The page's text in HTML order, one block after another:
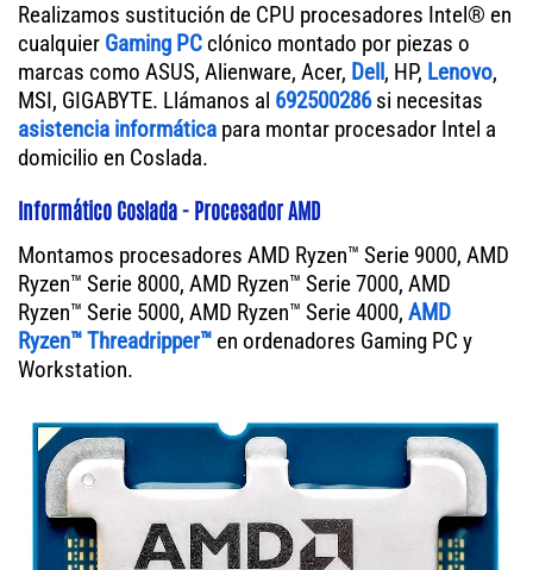
Realizamos sustitución de CPU procesadores Intel® en
cualquier Gaming PC clónico montado por piezas o
marcas como ASUS, Alienware, Acer, Dell, HP, Lenovo,
MSI, GIGABYTE. Llámanos al 692500286si necesitas
asistencia informática para montar procesador Intel a
domicilio en Coslada.
Informático Coslada - Procesador AMD
Montamos procesadores AMD Ryzen™ Serie 9000, AMD
Ryzen™ Serie 8000, AMD Ryzen™ Serie 7000, AMD
Ryzen™ Serie 5000, AMD Ryzen™ Serie 4000, AMD
Ryzen™ Threadripper™ en ordenadores Gaming PC y
Workstation.